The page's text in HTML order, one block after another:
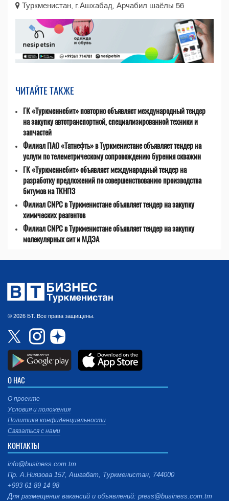
Туркменистан, г.Ашхабад, Арчабил шаёлы 56
ЧИТАЙТЕ ТАКЖЕ
ГК «Туркменнебит» повторно объявляет международный тендер
на закупку автотранспортной, специализированной техники и
запчастей
Филиал ПАО «Татнефть» в Туркменистане объявляет тендер на
услуги по телеметрическому сопровождению бурения скважин
ГК «Туркменнебит» объявляет международный тендер на
разработку предложений по совершенствованию производства
битумов на ТКНПЗ
Филиал CNPC в Туркменистане объявляет тендер на закупку
химических реагентов
Филиал CNPC в Туркменистане объявляет тендер на закупку
молекулярных сит и МДЭА
© 2026 БТ. Все права защищены.
О НАС
О проекте
Условия и положения
Политика конфиденциальности
Связаться с нами
КОНТАКТЫ
info@business.com.tm
Пр. А.Ниязова 157, Ашгабат, Туркменистан, 744000
+993 61 89 14 98
Для размещения вакансий и объявлений: press@business.com.tm